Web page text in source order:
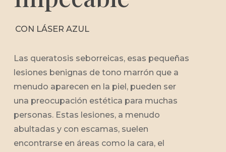
CON LÁSER AZUL
Las queratosis seborreicas, esas pequeñas
lesiones benignas de tono marrón que a
menudo aparecen en la piel, pueden ser
una preocupación estética para muchas
personas. Estas lesiones, a menudo
abultadas y con escamas, suelen
encontrarse en áreas como la cara, el